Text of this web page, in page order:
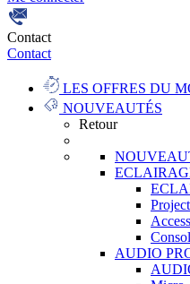
Contact
Contact
LES OFFRES DU
NOUVEAUTÉS
Retour
AUDIO